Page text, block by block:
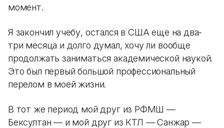
момент.
Я закончил учебу, остался в США еще на два-
три месяца и долго думал, хочу ли вообще
продолжать заниматься академической наукой.
Это был первый большой профессиональный
перелом в моей жизни.
В тот же период мой друг из РФМШ —
Бексултан — и мой друг из КТЛ — Санжар —